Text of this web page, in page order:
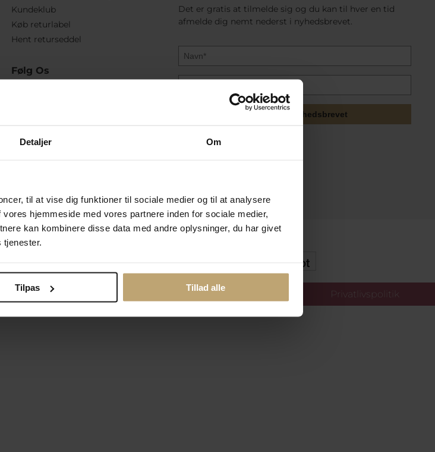
Detaljer Om
til at vise dig funktioner til sociale medier og til at analysere
hjemmeside med vores partnere inden for sociale medier,
kan kombinere disse data med andre oplysninger, du har givet
tjenester.
Tilpas Tillad alle
Kundeklub
Køb returlabel
Hent returseddel
Følg Os
Det er gratis at tilmelde sig og du kan til hver en tid
afmelde dig nemt nederst i nyhedsbrevet.
Tilmeld mig nyhedsbrevet
Sikker Og Tryg E-Handel
Ændr cookie-indstillinger Privatlivspolitik